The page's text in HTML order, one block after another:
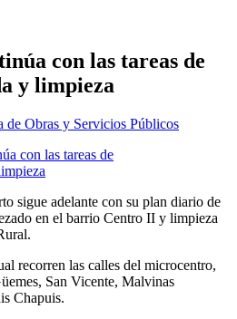
con las tareas de
y limpieza
de Obras y Servicios Públicos
sigue adelante con su plan diario de
en el barrio Centro II y limpieza
recorren las calles del microcentro,
San Vicente, Malvinas
Chapuis.